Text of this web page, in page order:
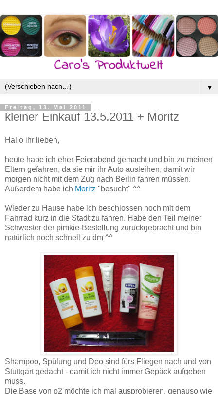
▼
Freitag, 13. Mai 2011
kleiner Einkauf 13.5.2011 + Moritz
Hallo ihr lieben,
heute habe ich eher Feierabend gemacht und bin zu meinen
Eltern gefahren, da sie mir ihr Auto ausleihen, damit wir
morgen nicht mit dem Zug nach Berlin fahren müssen.
Außerdem habe ich Moritz "besucht" ^^
Wieder zu Hause habe ich beschlossen noch mit dem
Fahrrad kurz in die Stadt zu fahren. Habe den Teil meiner
Schwester der pimkie-Bestellung zurückgebracht und bin
natürlich noch schnell zu dm ^^
Shampoo, Spülung und Deo sind fürs Fliegen nach und von
Stuttgart gedacht - damit ich nicht immer Gepäck aufgeben
muss.
Die Base von p2 möchte ich mal ausprobieren, genauso wie